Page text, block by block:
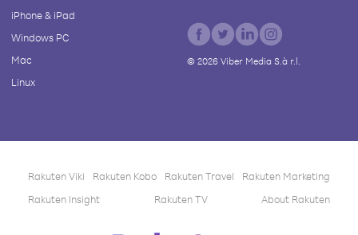
iPhone & iPad
Windows PC
Mac
Linux
© 2026Viber Media S.à r.l.
Rakuten Viki Rakuten Kobo Rakuten Travel
Rakuten Marketing
Rakuten Insight
Rakuten TV About Rakuten